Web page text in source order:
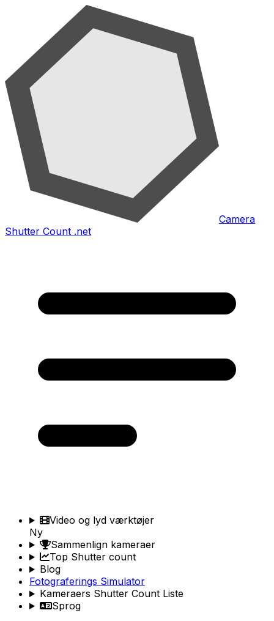
Camera
Shutter Count .net
Video og lyd værktøjer
Ny
Sammenlign kameraer
Top Shutter count
Blog
Fotograferings Simulator
Kameraers Shutter Count Liste
Sprog